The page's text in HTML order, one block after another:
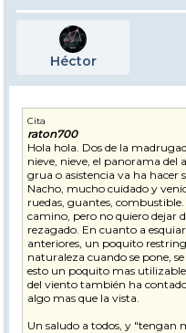
Héctor
Cita
raton700
Hola hola. Dos de la
nieve, nieve, el panorama del
grua o asistencia va ha hacer
Nacho, mucho cuidado y
ruedas, guantes,
camino, pero no quiero dejar
rezagado. En cuanto a
anteriores, un poquito
naturaleza cuando se pone,
esto un poquito mas
del viento también ha
algo mas que la vista.
Un saludo a todos, y "tengan